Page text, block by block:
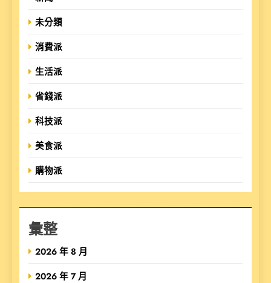
未分類
消費派
生活派
省錢派
科技派
美食派
購物派
彙整
2026 年 8 月
2026 年 7 月